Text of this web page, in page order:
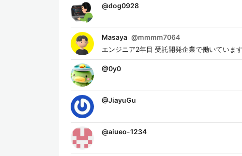
@dog0928
Masaya @mmmm7064
エンジニア2年目 受託開発企業で働いていま
@0y0
@JiayuGu
@aiueo-1234